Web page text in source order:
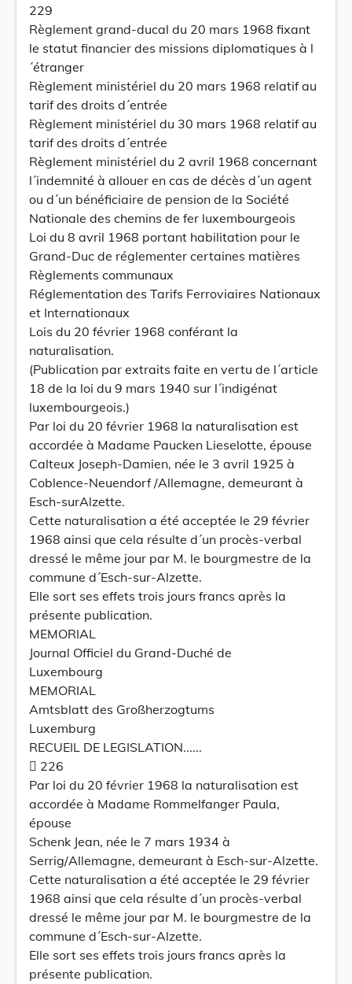
229
Règlement grand-ducal du 20 mars 1968 fixant
le statut financier des missions diplomatiques à l
´étranger
Règlement ministériel du 20 mars 1968 relatif au
tarif des droits d´entrée
Règlement ministériel du 30 mars 1968 relatif au
tarif des droits d´entrée
Règlement ministériel du 2 avril 1968 concernant
l´indemnité à allouer en cas de décès d´un agent
ou d´un bénéficiaire de pension de la Société
Nationale des chemins de fer luxembourgeois
Loi du 8 avril 1968 portant habilitation pour le
Grand-Duc de réglementer certaines matières
Règlements communaux
Réglementation des Tarifs Ferroviaires Nationaux
et Internationaux
Lois du 20 février 1968 conférant la
naturalisation.
(Publication par extraits faite en vertu de l´article
18 de la loi du 9 mars 1940 sur l´indigénat
luxembourgeois.)
Par loi du 20 février 1968 la naturalisation est
accordée à Madame Paucken Lieselotte, épouse
Calteux Joseph-Damien, née le 3 avril 1925 à
Coblence-Neuendorf /Allemagne, demeurant à
Esch-surAlzette.
Cette naturalisation a été acceptée le 29 février
1968 ainsi que cela résulte d´un procès-verbal
dressé le même jour par M. le bourgmestre de la
commune d´Esch-sur-Alzette.
Elle sort ses effets trois jours francs après la
présente publication.
MEMORIAL
Journal Officiel du Grand-Duché de
Luxembourg
MEMORIAL
Amtsblatt des Großherzogtums
Luxemburg
RECUEIL DE LEGISLATION......
 226
Par loi du 20 février 1968 la naturalisation est
accordée à Madame Rommelfanger Paula,
épouse
Schenk Jean, née le 7 mars 1934 à
Serrig/Allemagne, demeurant à Esch-sur-Alzette.
Cette naturalisation a été acceptée le 29 février
1968 ainsi que cela résulte d´un procès-verbal
dressé le même jour par M. le bourgmestre de la
commune d´Esch-sur-Alzette.
Elle sort ses effets trois jours francs après la
présente publication.